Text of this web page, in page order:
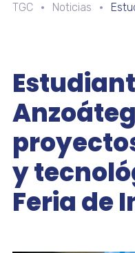
TGC Noticias
y
Feria de